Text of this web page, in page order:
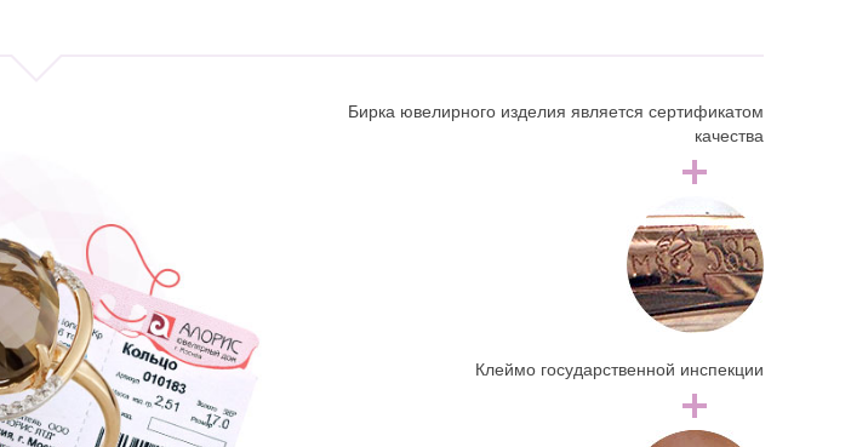
Бирка ювелирного изделия является сертификатом
качества
Клеймо государственной инспекции